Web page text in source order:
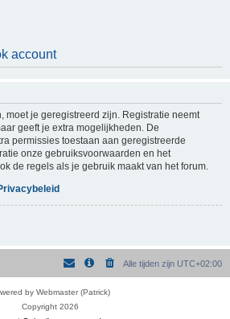
account
moet je geregistreerd zijn. Registratie neemt
geeft je extra mogelijkheden. De
permissies toestaan aan geregistreerde
onze gebruiksvoorwaarden en het
de regels als je gebruik maakt van het forum.
Alle tijden zijn UTC+02:00
by Webmaster (Patrick)
Copyright 2026